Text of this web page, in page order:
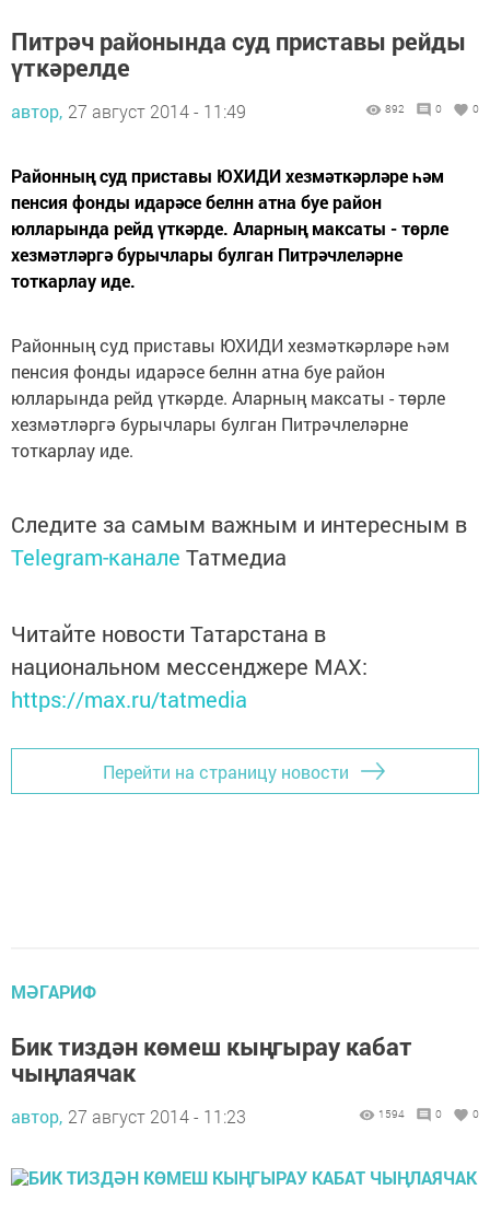
Питрәч районында суд приставы рейды
үткәрелде
автор, 27 август 2014 - 11:49 892 0 0
Районның суд приставы ЮХИДИ хезмәткәрләре һәм
пенсия фонды идарәсе белнн атна буе район
юлларында рейд үткәрде. Аларның максаты - төрле
хезмәтләргә бурычлары булган Питрәчлеләрне
тоткарлау иде.
Районның суд приставы ЮХИДИ хезмәткәрләре һәм
пенсия фонды идарәсе белнн атна буе район
юлларында рейд үткәрде. Аларның максаты - төрле
хезмәтләргә бурычлары булган Питрәчлеләрне
тоткарлау иде.
Следите за самым важным и интересным в
Telegram-канале Татмедиа
Читайте новости Татарстана в
национальном мессенджере MАХ:
https://max.ru/tatmedia
Перейти на страницу новости
МӘГАРИФ
Бик тиздән көмеш кыңгырау кабат
чыңлаячак
автор, 27 август 2014 - 11:23 1594 0 0